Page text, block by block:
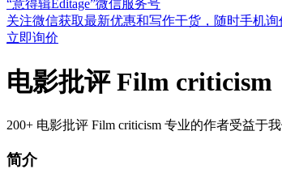
“意得辑Editage”微信服务号
关注微信获取最新优惠和写作干货，随时手机
立即询价
电影批评 Film criticism
200+ 电影批评 Film criticism 专业的作者受益于
简介